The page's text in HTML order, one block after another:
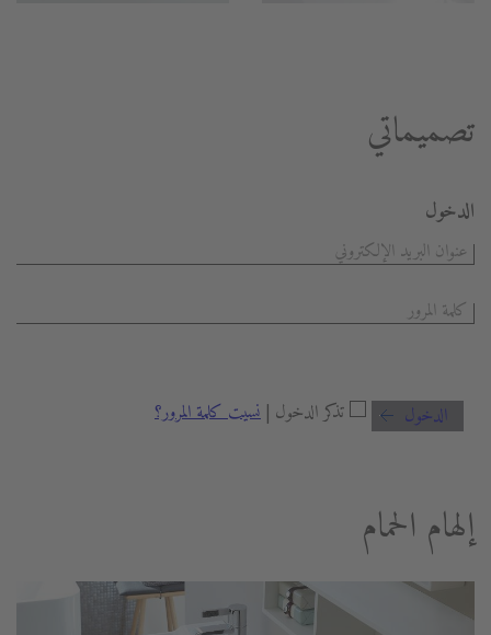
تصميماتي
الدخول
تذكر الدخول | نسيت كلمة المرور؟ الدخول
إلهام الحمام